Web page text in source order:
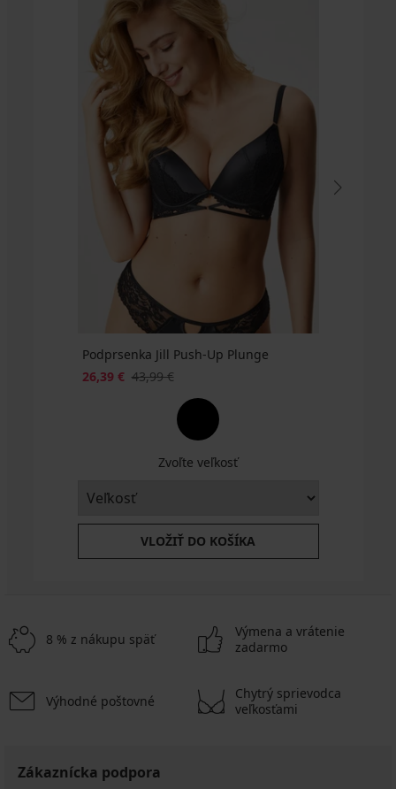
Podprsenka Jill Push-Up Plunge
26,39 € 43,99 €
Zvoľte veľkosť
VLOŽIŤ DO KOŠÍKA
8 % z nákupu späť
Výmena a vrátenie
zadarmo
Výhodné poštovné
Chytrý sprievodca
veľkosťami
Zákaznícka podpora